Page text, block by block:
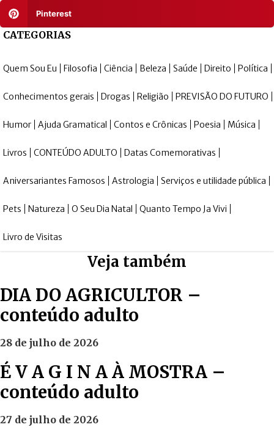
Pinterest
CATEGORIAS
Quem Sou Eu Filosofia Ciência Beleza Saúde Direito Política
Conhecimentos gerais Drogas Religião PREVISÃO DO FUTURO
Humor Ajuda Gramatical Contos e Crônicas Poesia Música
Livros CONTEÚDO ADULTO Datas Comemorativas
Aniversariantes Famosos Astrologia Serviços e utilidade pública
Pets Natureza O Seu Dia Natal Quanto Tempo Ja Vivi
Livro de Visitas
Veja também
DIA DO AGRICULTOR –
conteúdo adulto
28 de julho de 2026
É V A G I N A À MOSTRA –
conteúdo adulto
27 de julho de 2026